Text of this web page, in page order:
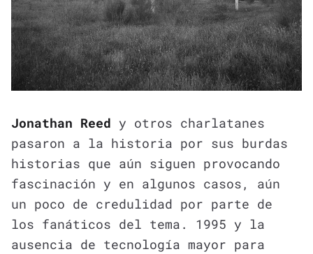
Jonathan Reed y otros charlatanes
pasaron a la historia por sus burdas
historias que aún siguen provocando
fascinación y en algunos casos, aún
un poco de credulidad por parte de
los fanáticos del tema. 1995 y la
ausencia de tecnología mayor para